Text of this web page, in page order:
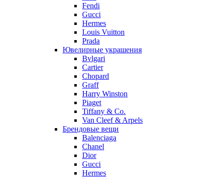
Fendi
Gucci
Hermes
Louis Vuitton
Prada
Ювелирные украшения
Bvlgari
Cartier
Chopard
Graff
Harry Winston
Piaget
Tiffany & Co.
Van Cleef & Arpels
Брендовые вещи
Balenciaga
Chanel
Dior
Gucci
Hermes